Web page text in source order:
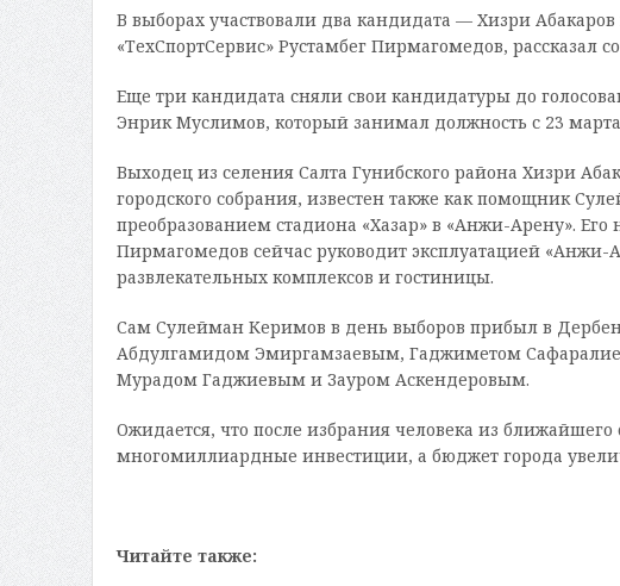
В выборах участвовали два кандидата — Хизри
«ТехСпортСервис» Рустамбег Пирмагомедов, рассказал
Еще три кандидата сняли свои кандидатуры до
Энрик Муслимов, который занимал должность с 23 марта
Выходец из селения Салта Гунибского района Хизри
городского собрания, известен также как помощник
преобразованием стадиона «Хазар» в «Анжи-Арену».
Пирмагомедов сейчас руководит эксплуатацией
развлекательных комплексов и гостиницы.
Сам Сулейман Керимов в день выборов прибыл в
Абдулгамидом Эмиргамзаевым, Гаджиметом
Мурадом Гаджиевым и Зауром Аскендеровым.
Ожидается, что после избрания человека из
многомиллиардные инвестиции, а бюджет города
Читайте также: